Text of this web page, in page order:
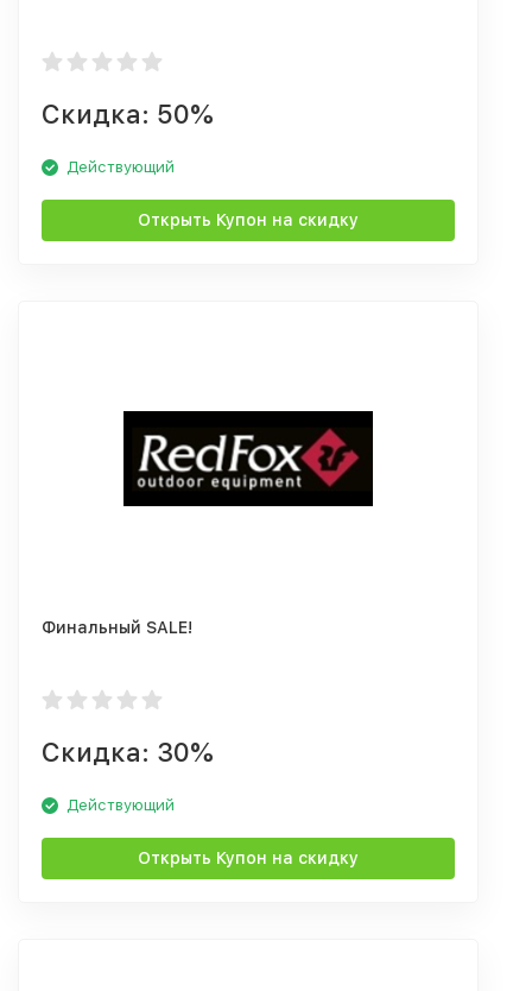
Скидка: 50%
Действующий
Открыть Купон на скидку
Финальный SALE!
Скидка: 30%
Действующий
Открыть Купон на скидку